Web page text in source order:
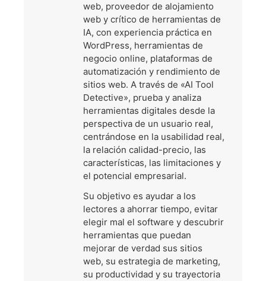
web, proveedor de alojamiento
web y crítico de herramientas de
IA, con experiencia práctica en
WordPress, herramientas de
negocio online, plataformas de
automatización y rendimiento de
sitios web. A través de «AI Tool
Detective», prueba y analiza
herramientas digitales desde la
perspectiva de un usuario real,
centrándose en la usabilidad real,
la relación calidad-precio, las
características, las limitaciones y
el potencial empresarial.
Su objetivo es ayudar a los
lectores a ahorrar tiempo, evitar
elegir mal el software y descubrir
herramientas que puedan
mejorar de verdad sus sitios
web, su estrategia de marketing,
su productividad y su trayectoria